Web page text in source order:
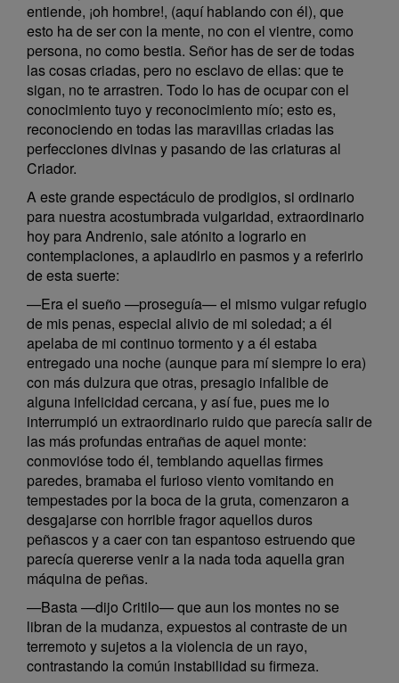
entiende, ¡oh hombre!, (aquí hablando con él), que
esto ha de ser con la mente, no con el vientre, como
persona, no como bestia. Señor has de ser de todas
las cosas criadas, pero no esclavo de ellas: que te
sigan, no te arrastren. Todo lo has de ocupar con el
conocimiento tuyo y reconocimiento mío; esto es,
reconociendo en todas las maravillas criadas las
perfecciones divinas y pasando de las criaturas al
Criador.
A este grande espectáculo de prodigios, si ordinario
para nuestra acostumbrada vulgaridad, extraordinario
hoy para Andrenio, sale atónito a lograrlo en
contemplaciones, a aplaudirlo en pasmos y a referirlo
de esta suerte:
—Era el sueño —proseguía— el mismo vulgar refugio
de mis penas, especial alivio de mi soledad; a él
apelaba de mi continuo tormento y a él estaba
entregado una noche (aunque para mí siempre lo era)
con más dulzura que otras, presagio infalible de
alguna infelicidad cercana, y así fue, pues me lo
interrumpió un extraordinario ruido que parecía salir de
las más profundas entrañas de aquel monte:
conmovióse todo él, temblando aquellas firmes
paredes, bramaba el furioso viento vomitando en
tempestades por la boca de la gruta, comenzaron a
desgajarse con horrible fragor aquellos duros
peñascos y a caer con tan espantoso estruendo que
parecía quererse venir a la nada toda aquella gran
máquina de peñas.
—Basta —dijo Critilo— que aun los montes no se
libran de la mudanza, expuestos al contraste de un
terremoto y sujetos a la violencia de un rayo,
contrastando la común instabilidad su firmeza.